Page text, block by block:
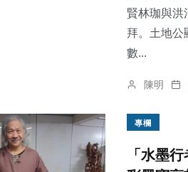
賢林珈與洪
拜。土地公
數...
陳明
專欄
「水墨